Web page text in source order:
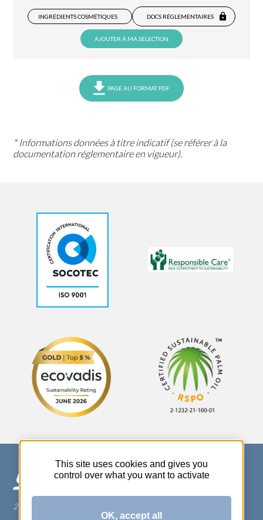
INGRÉDIENTS COSMÉTIQUES DOCS RÉGLEMENTAIRES
AJOUTER À MA SELECTION
PAGE AU FORMAT PDF
* Informations données à titre indicatif (se référer à la
documentation réglementaire en vigueur).
270 Rue Thérèse Planiol - 37310 TAUXIGNY
This site uses cookies and gives you
control over what you want to activate
OK, accept all